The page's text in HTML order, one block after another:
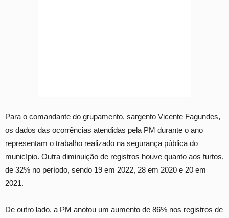
Para o comandante do grupamento, sargento Vicente Fagundes,
os dados das ocorrências atendidas pela PM durante o ano
representam o trabalho realizado na segurança pública do
município. Outra diminuição de registros houve quanto aos furtos,
de 32% no período, sendo 19 em 2022, 28 em 2020 e 20 em
2021.
De outro lado, a PM anotou um aumento de 86% nos registros de